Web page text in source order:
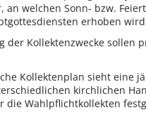
an welchen Sonn- bzw.
erhoben
der Kollektenzwecke sollen
Kollektenplan sieht eine
kirchlichen
die Wahlpflichtkollekten